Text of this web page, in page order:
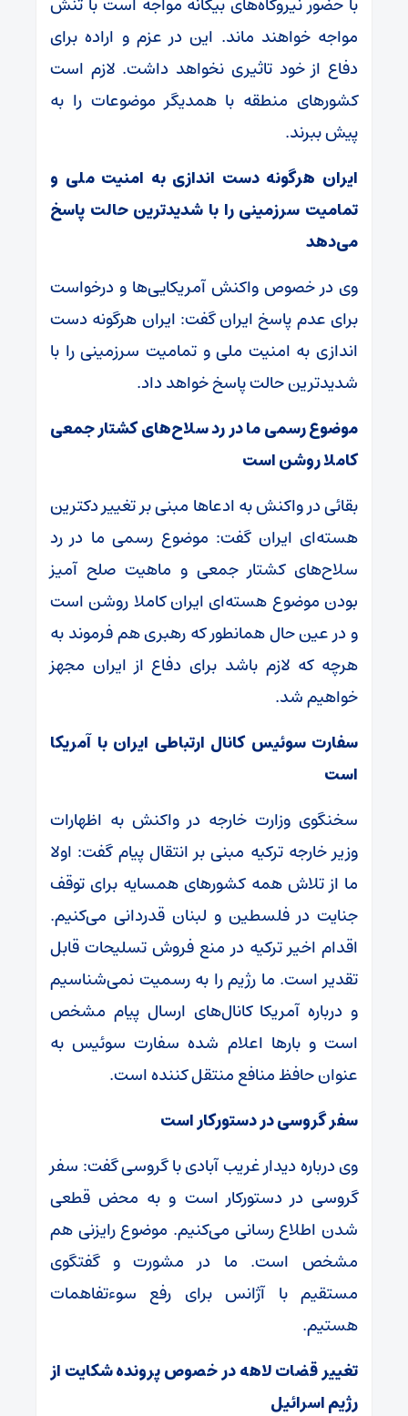
مواجه خواهند ماند. این در عزم و اراده برای
دفاع از خود تاثیری نخواهد داشت. لازم است
کشور‌های منطقه با همدیگر موضوعات را به
پیش ببرند.
ایران هرگونه دست اندازی به امنیت ملی و
تمامیت سرزمینی را با شدیدترین حالت پاسخ
می‌دهد
وی در خصوص واکنش آمریکایی‌ها و درخواست
برای عدم پاسخ ایران گفت: ایران هرگونه دست
اندازی به امنیت ملی و تمامیت سرزمینی را با
شدیدترین حالت پاسخ خواهد داد.
موضوع رسمی ما در رد سلاح‌های کشتار جمعی
کاملا روشن است
بقائی در واکنش به ادعا‌ها مبنی بر تغییر دکترین
هسته‌ای ایران گفت: موضوع رسمی ما در رد
سلاح‌های کشتار جمعی و ماهیت صلح آمیز
بودن موضوع هسته‌ای ایران کاملا روشن است
و در عین حال همانطور که رهبری هم فرموند به
هرچه که لازم باشد برای دفاع از ایران مجهز
خواهیم شد.
سفارت سوئیس کانال ارتباطی ایران با آمریکا
است
سخنگوی وزارت خارجه در واکنش به اظهارات
وزیر خارجه ترکیه مبنی بر انتقال پیام گفت: اولا
ما از تلاش همه کشور‌های همسایه برای توقف
جنایت در فلسطین و لبنان قدردانی می‌کنیم.
اقدام اخیر ترکیه در منع فروش تسلیحات قابل
تقدیر است. ما رژیم را به رسمیت نمی‌شناسیم
و درباره آمریکا کانال‌های ارسال پیام مشخص
است و بار‌ها اعلام شده سفارت سوئیس به
عنوان حافظ منافع منتقل کننده است.
سفر گروسی در دستورکار است
وی درباره دیدار غریب آبادی با گروسی گفت: سفر
گروسی در دستورکار است و به محض قطعی
شدن اطلاع رسانی می‌کنیم. موضوع رایزنی هم
مشخص است. ما در مشورت و گفتگوی
مستقیم با آژانس برای رفع سوءتفاهمات
هستیم.
تغییر قضات لاهه در خصوص پرونده شکایت از
رژیم اسرائیل